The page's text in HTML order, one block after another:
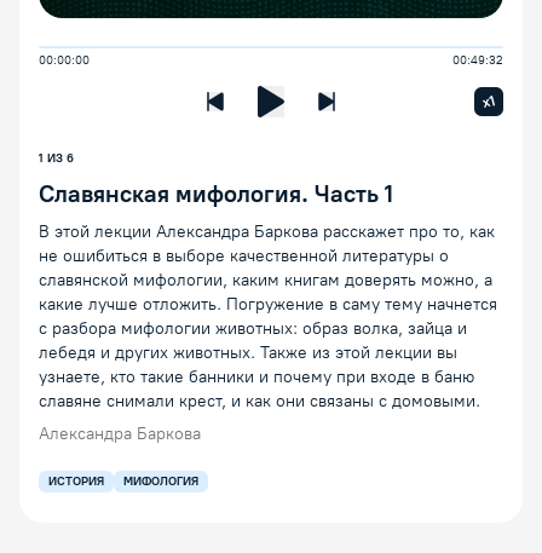
00:00:00 00:49:32
Предыдущая лекцияСледующая лекция
x1
1 ИЗ 6
Славянская мифология. Часть 1
В этой лекции Александра Баркова расскажет про то, как
не ошибиться в выборе качественной литературы о
славянской мифологии, каким книгам доверять можно, а
какие лучше отложить. Погружение в саму тему начнется
с разбора мифологии животных: образ волка, зайца и
лебедя и других животных. Также из этой лекции вы
узнаете, кто такие банники и почему при входе в баню
славяне снимали крест, и как они связаны с домовыми.
Александра Баркова
ИСТОРИЯ МИФОЛОГИЯ